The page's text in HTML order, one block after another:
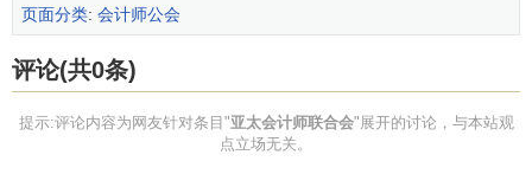
年历史，其前身为1887年成立的维多利亚会计师协会，该会
于1952年根据澳大利亚公司法与其他协会合并成立了澳大利
亚会计师学会，并于1990 年7月更名为澳大利亚注册会计师
尔本，现有9.5万名会员，在全国6个州、首都堪培拉及海外
页面分类: 会计师公会
评论(共0条)
提示:评论内容为网友针对条目"亚太会计师联合会"展开的讨论，与本站观
点立场无关。